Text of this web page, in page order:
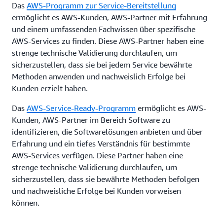
Das AWS-Programm zur Service-Bereitstellung
ermöglicht es AWS-Kunden, AWS-Partner mit Erfahrung
und einem umfassenden Fachwissen über spezifische
AWS-Services zu finden. Diese AWS-Partner haben eine
strenge technische Validierung durchlaufen, um
sicherzustellen, dass sie bei jedem Service bewährte
Methoden anwenden und nachweislich Erfolge bei
Kunden erzielt haben.
Das AWS-Service-Ready-Programm ermöglicht es AWS-
Kunden, AWS-Partner im Bereich Software zu
identifizieren, die Softwarelösungen anbieten und über
Erfahrung und ein tiefes Verständnis für bestimmte
AWS-Services verfügen. Diese Partner haben eine
strenge technische Validierung durchlaufen, um
sicherzustellen, dass sie bewährte Methoden befolgen
und nachweisliche Erfolge bei Kunden vorweisen
können.